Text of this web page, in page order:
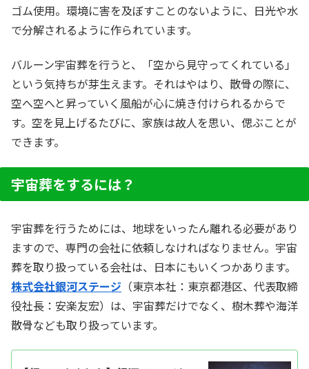
ゴム使用。環境に害を及ぼすことのないように、日光や水
で分解されるように作られています。
バルーン宇宙葬を行うと、「空から見守ってくれている」
という気持ちが芽生えます。それはやはり、散骨の際に、
空へ空へと昇っていく風船が心に焼き付けられるからで
す。空を見上げるたびに、家族は故人を思い、偲ぶことが
できます。
宇宙葬をするには？
宇宙葬を行うためには、地球をいったん離れる必要があり
ますので、専門の会社に依頼しなければなりません。宇宙
葬を取り扱っている会社は、日本にもいくつかあります。
株式会社銀河ステージ （東京本社：東京都港区、代表取締
役社長：安楽友宏）は、宇宙葬だけでなく、樹木葬や海洋
散骨なども取り扱っています。